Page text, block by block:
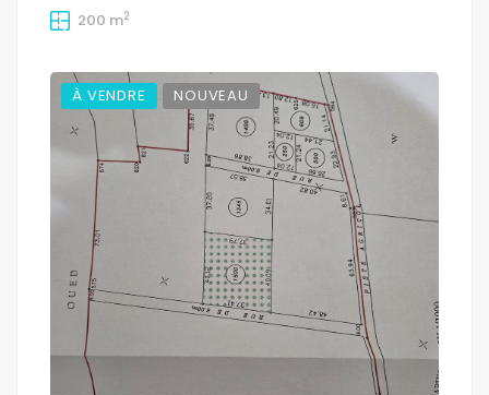
200 m2
À VENDRE NOUVEAU